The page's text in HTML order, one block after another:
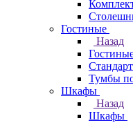
Гостиные
Назад
Тумбы
Шкафы
Назад
Шкафы